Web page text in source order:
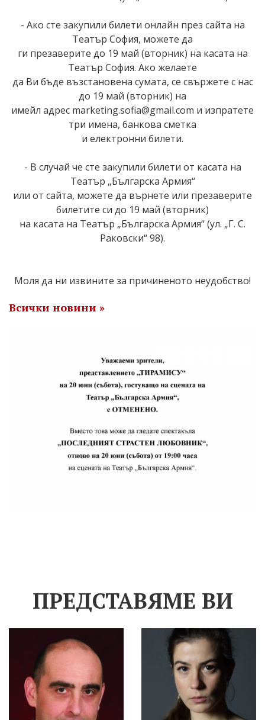
- Ако сте закупили билети онлайн през сайта на
Театър София, можете да
ги презаверите до 19 май (вторник) на касата на
Театър София. Ако желаете
да Ви бъде възстановена сумата, се свържете с нас
до 19 май (вторник) на
имейл адрес marketing.sofia@gmail.com и изпратете
три имена, банкова сметка
и електронни билети.
- В случай че сте закупили билети от касата на
Театър „Българска Армия“
или от сайта, можете да върнете или презаверите
билетите си до 19 май (вторник)
на касата на Театър „Българска Армия“(ул. „Г. С.
Раковски“ 98).
Моля да ни извините за причиненото неудобство!
Всички новини »
ПРЕДСТАВЯМЕ ВИ